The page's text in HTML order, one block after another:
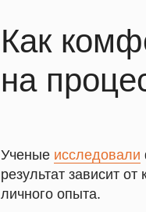
Как
на
Ученые исследовали
результат зависит
личного опыта.